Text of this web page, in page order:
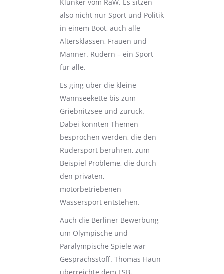
Klunker vom RaW. Es sitzen
also nicht nur Sport und Politik
in einem Boot, auch alle
Altersklassen, Frauen und
Männer. Rudern – ein Sport
für alle.
Es ging über die kleine
Wannseekette bis zum
Griebnitzsee und zurück.
Dabei konnten Themen
besprochen werden, die den
Rudersport berühren, zum
Beispiel Probleme, die durch
den privaten,
motorbetriebenen
Wassersport entstehen.
Auch die Berliner Bewerbung
um Olympische und
Paralympische Spiele war
Gesprächsstoff. Thomas Haun